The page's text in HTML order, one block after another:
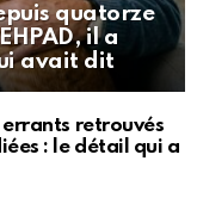
quatorze
il a
avait dit
errants retrouvés
: le détail qui a